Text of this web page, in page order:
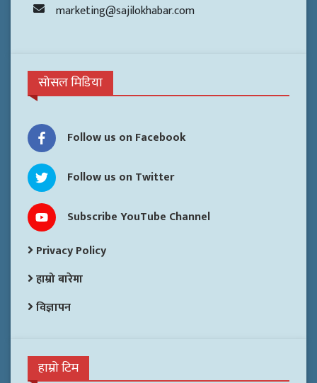
marketing@sajilokhabar.com
सोसल मिडिया
Follow us on Facebook
Follow us on Twitter
Subscribe YouTube Channel
Privacy Policy
हाम्रो बारेमा
विज्ञापन
हाम्रो टिम